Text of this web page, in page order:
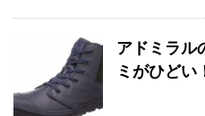
アドミラル
ミがひどい